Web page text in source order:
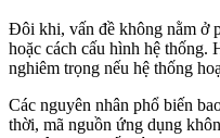
Đôi khi, vấn đề không nằm ở
hoặc cách cấu hình hệ thống.
nghiêm trọng nếu hệ thống
Các nguyên nhân phổ biến
thời, mã nguồn ứng dụng